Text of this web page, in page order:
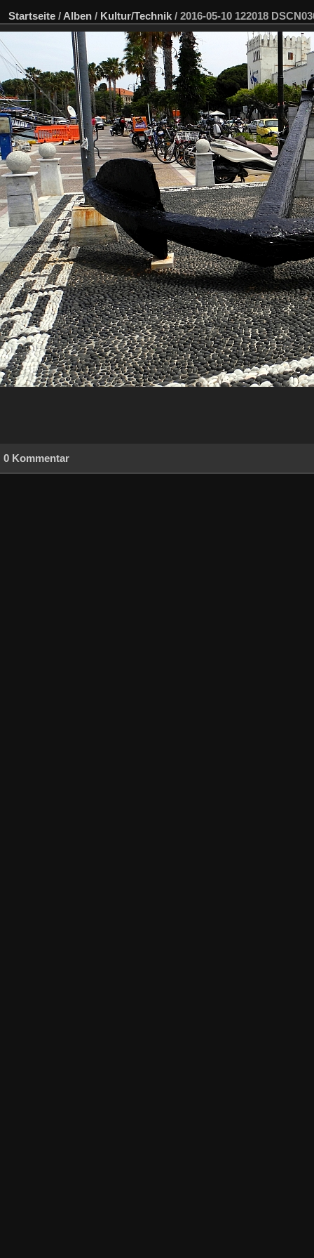
Startseite / Alben / Kultur/Technik / 2016-05-10 122018
0 Kommentar